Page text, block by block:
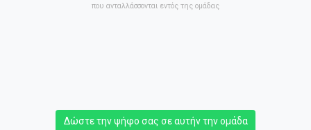
που ανταλλάσσονται εντός της ομάδας
Δώστε την ψήφο σας σε αυτήν την ομάδα